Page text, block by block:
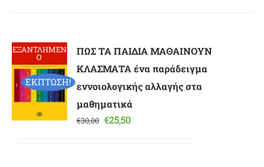
ΕΞΑΝΤΛΗΜΕΝ
Ο
ΕΚΠΤΩΣΗ!
ΠΩΣ ΤΑ ΠΑΙΔΙΑ ΜΑΘΑΙΝΟΥΝ
ΚΛΑΣΜΑΤΑ ένα παράδειγμα
εννοιολογικής αλλαγής στα
μαθηματικά
€30,00 Original
€25,50Η